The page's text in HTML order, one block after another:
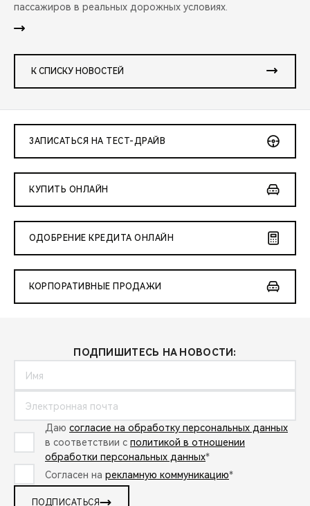
пассажиров в реальных дорожных условиях.
К СПИСКУ НОВОСТЕЙ
ЗАПИСАТЬСЯ НА ТЕСТ-ДРАЙВ
КУПИТЬ ОНЛАЙН
ОДОБРЕНИЕ КРЕДИТА ОНЛАЙН
КОРПОРАТИВНЫЕ ПРОДАЖИ
ПОДПИШИТЕСЬ НА НОВОСТИ:
Даю согласие на обработку персональных данных
в соответствии с политикой в отношении
обработки персональных данных*
Согласен на рекламную коммуникацию*
ПОДПИСАТЬСЯ